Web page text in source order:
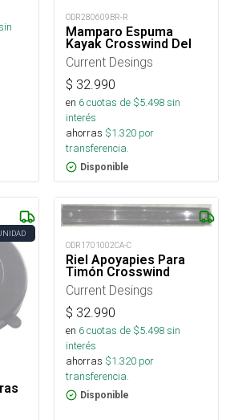
ODR280609BR-R
Mamparo Espuma
Kayak Crosswind Del
Current Desings
$ 32.990
en 6cuotas de $5.498sin
interés
ahorras $1.320 por
transferencia.
Disponible
ODR1701002CA-C
Riel Apoyapies Para
Timón Crosswind
Current Desings
$ 32.990
en 6cuotas de $5.498sin
interés
ahorras $1.320 por
transferencia.
Disponible